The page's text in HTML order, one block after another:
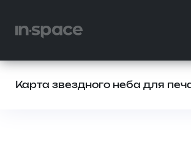
Карта звездного неба для